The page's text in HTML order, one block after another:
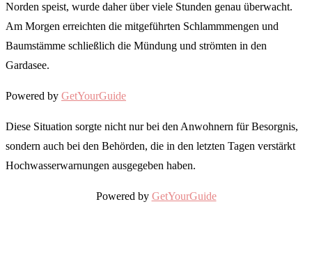
Norden speist, wurde daher über viele Stunden genau überwacht.
Am Morgen erreichten die mitgeführten Schlammmengen und
Baumstämme schließlich die Mündung und strömten in den
Gardasee.
Powered by GetYourGuide
Diese Situation sorgte nicht nur bei den Anwohnern für Besorgnis,
sondern auch bei den Behörden, die in den letzten Tagen verstärkt
Hochwasserwarnungen ausgegeben haben.
Powered by GetYourGuide